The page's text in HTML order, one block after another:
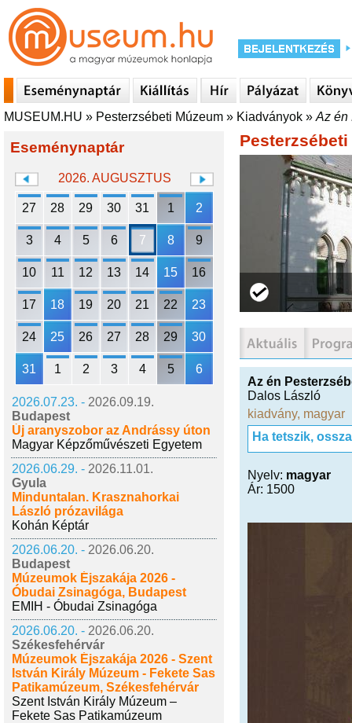
MUSEUM.HU » Pesterzsébeti Múzeum » Kiadványok » Az én
Eseménynaptár
2026. AUGUSZTUS
27 28 29 30 31 1 2
3 4 5 6 7 8 9
10 11 12 13 14 15 16
17 18 19 20 21 22 23
24 25 26 27 28 29 30
31 1 2 3 4 5 6
2026.07.23. - 2026.09.19.
Budapest
Új aranyszobor az Andrássy úton
Magyar Képzőművészeti Egyetem
2026.06.29. - 2026.11.01.
Gyula
Minduntalan. Krasznahorkai
László prózavilága
Kohán Képtár
2026.06.20. - 2026.06.20.
Budapest
Múzeumok Éjszakája 2026 -
Óbudai Zsinagóga, Budapest
EMIH - Óbudai Zsinagóga
2026.06.20. - 2026.06.20.
Székesfehérvár
Múzeumok Éjszakája 2026 - Szent
István Király Múzeum - Fekete Sas
Patikamúzeum, Székesfehérvár
Szent István Király Múzeum –
Fekete Sas Patikamúzeum
Az én
Dalos László
kiadvány, magyar
Ha tetszik,
Nyelv: magyar
Ár: 1500